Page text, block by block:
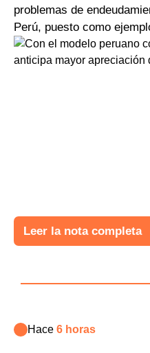
problemas de
Perú, puesto como
Leer la nota completa
Hace 6 horas